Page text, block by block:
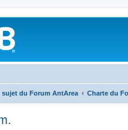
sujet du Forum AntArea Charte du